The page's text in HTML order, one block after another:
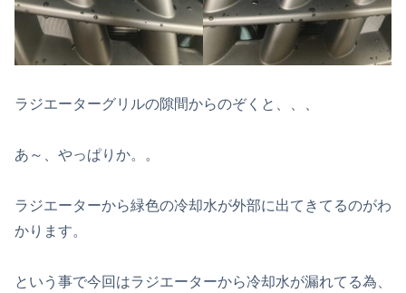
ラジエーターグリルの隙間からのぞくと、、、
あ～、やっぱりか。。
ラジエーターから緑色の冷却水が外部に出てきてるのがわ
かります。
という事で今回はラジエーターから冷却水が漏れてる為、